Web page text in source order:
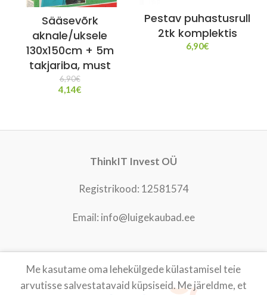
Sääsevõrk
aknale/uksele
130x150cm + 5m
takjariba, must
6,90€
4,14€
Pestav puhastusrull
2tk komplektis
6,90€
ThinkIT Invest OÜ
Registrikood: 12581574
Email: info@luigekaubad.ee
LUIGEKAUBAD 2021
Me kasutame oma lehekülgede külastamisel teie
arvutisse salvestatavaid küpsiseid. Me järeldme, et